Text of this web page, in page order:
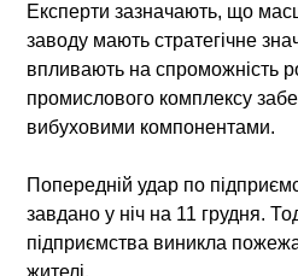
Експерти зазначають, що
заводу мають стратегічне
впливають на спроможність
промислового комплексу
вибуховими компонентами.
Попередній удар по
завдано у ніч на 11 грудня.
підприємства виникла